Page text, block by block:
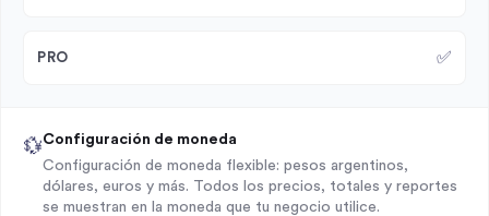
PRO ✅
💱Configuración de moneda
Configuración de moneda flexible: pesos argentinos,
dólares, euros y más. Todos los precios, totales y reportes
se muestran en la moneda que tu negocio utilice.